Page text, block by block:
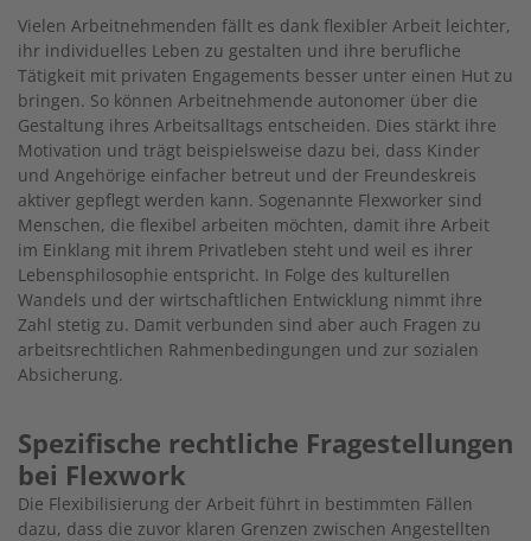
Vielen Arbeitnehmenden fällt es dank flexibler Arbeit leichter,
ihr individuelles Leben zu gestalten und ihre berufliche
Tätigkeit mit privaten Engagements besser unter einen Hut zu
bringen. So können Arbeitnehmende autonomer über die
Gestaltung ihres Arbeitsalltags entscheiden. Dies stärkt ihre
Motivation und trägt beispielsweise dazu bei, dass Kinder
und Angehörige einfacher betreut und der Freundeskreis
aktiver gepflegt werden kann. Sogenannte Flexworker sind
Menschen, die flexibel arbeiten möchten, damit ihre Arbeit
im Einklang mit ihrem Privatleben steht und weil es ihrer
Lebensphilosophie entspricht. In Folge des kulturellen
Wandels und der wirtschaftlichen Entwicklung nimmt ihre
Zahl stetig zu. Damit verbunden sind aber auch Fragen zu
arbeitsrechtlichen Rahmenbedingungen und zur sozialen
Absicherung.
Spezifische rechtliche Fragestellungen
bei Flexwork
Die Flexibilisierung der Arbeit führt in bestimmten Fällen
dazu, dass die zuvor klaren Grenzen zwischen Angestellten